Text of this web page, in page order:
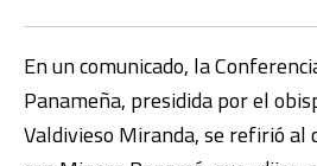
En un comunicado, la
Panameña, presidida por el
Valdivieso Miranda, se refirió al